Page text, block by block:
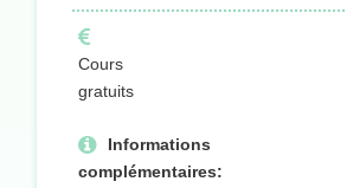
Cours
gratuits
Informations
complémentaires: